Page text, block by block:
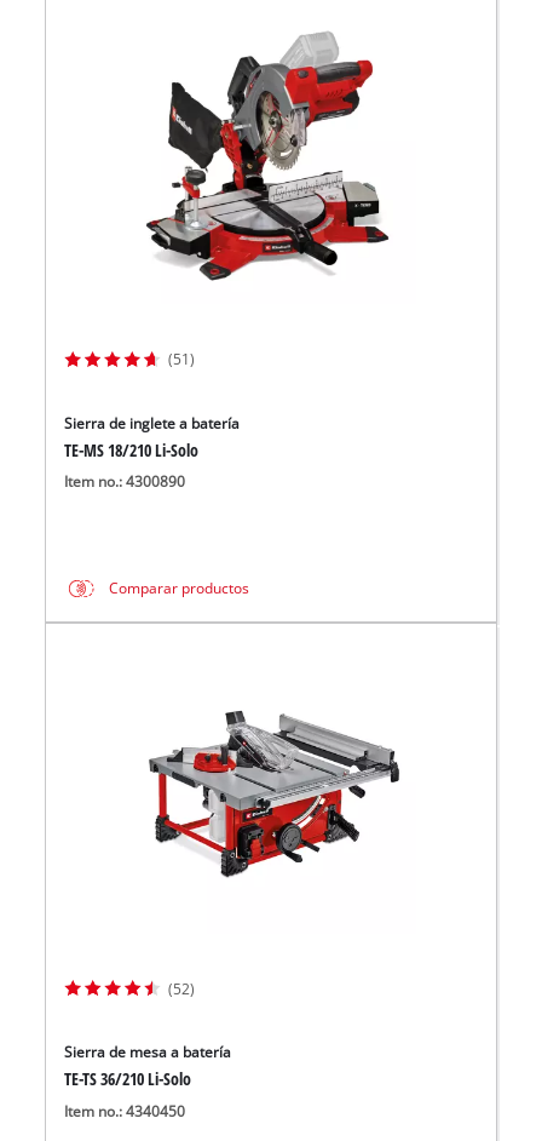
(51)
Sierra de inglete a batería
TE-MS 18/210 Li-Solo
Item no.: 4300890
Comparar productos
(52)
Sierra de mesa a batería
TE-TS 36/210 Li-Solo
Item no.: 4340450